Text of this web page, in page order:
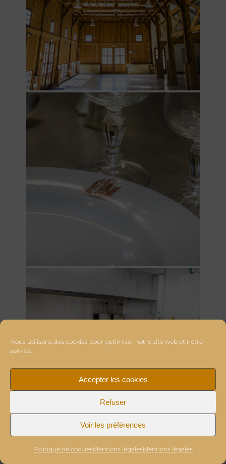
Nous utilisons des cookies pour optimiser notre site web et notre
service.
Accepter les cookies
Refuser
Voir les préférences
Politique de cookiesMentions légalesMentions légales